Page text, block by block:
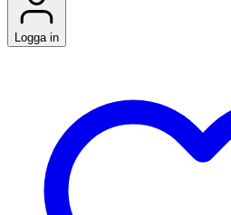
Logga in